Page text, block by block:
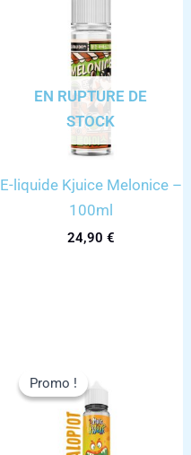
EN RUPTURE DE
STOCK
E-liquide Kjuice Melonice –
100ml
24,90 €
Promo !
Promo !